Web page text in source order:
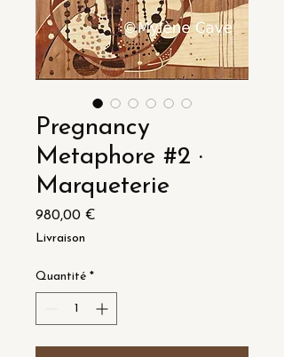
Pregnancy
Metaphore #2 ·
Marqueterie
980,00 €
Livraison
Quantité *